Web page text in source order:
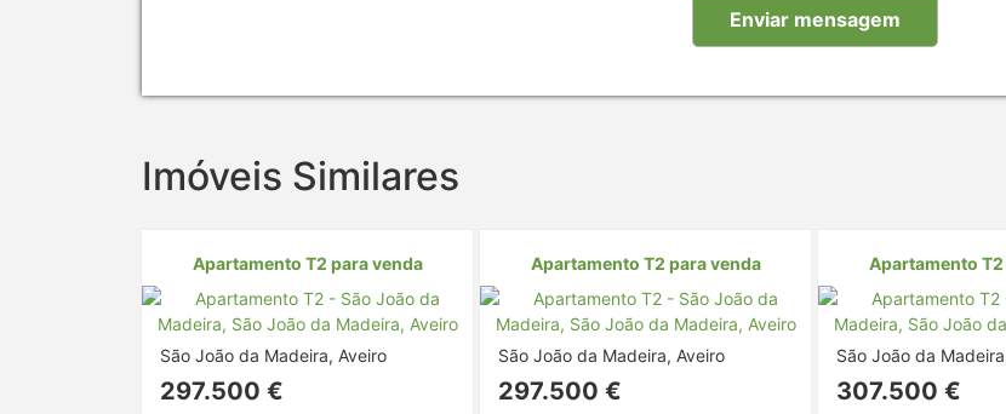
Imóveis Similares
Apartamento T2 para venda
São João da Madeira, Aveiro
297.500 €
Apartamento T2 para venda
São João da Madeira, Aveiro
297.500 €
Apartamento
São João da
307.500 €